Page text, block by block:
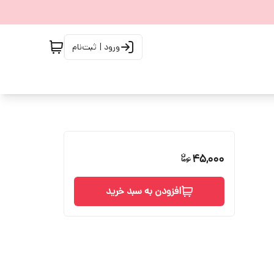
ورود | ثبت‌نام
45,000
افزودن به سبد خرید